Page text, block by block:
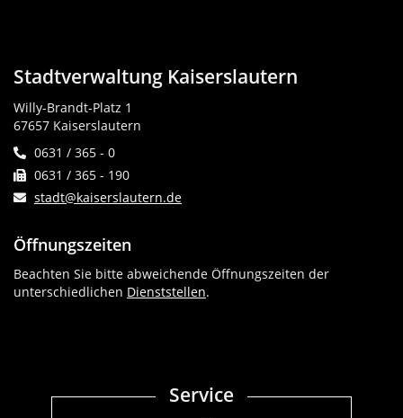
Stadtverwaltung Kaiserslautern
Willy-Brandt-Platz 1
67657 Kaiserslautern
0631 / 365 - 0
0631 / 365 - 190
stadt@kaiserslautern.de
Öffnungszeiten
Beachten Sie bitte abweichende Öffnungszeiten der
unterschiedlichen Dienststellen.
Service